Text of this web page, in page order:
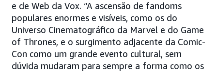
e de Web da Vox. “A ascensão de fandoms
populares enormes e visíveis, como os do
Universo Cinematográfico da Marvel e do Game
of Thrones, e o surgimento adjacente da Comic-
Con como um grande evento cultural, sem
dúvida mudaram para sempre a forma como os